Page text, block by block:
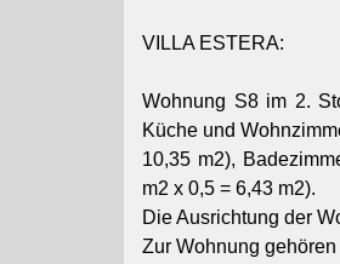
VILLA ESTERA:
Wohnung S8 im 2.
Küche und
10,35 m2),
m2 x 0,5 = 6,43 m2).
Die Ausrichtung der
Zur Wohnung